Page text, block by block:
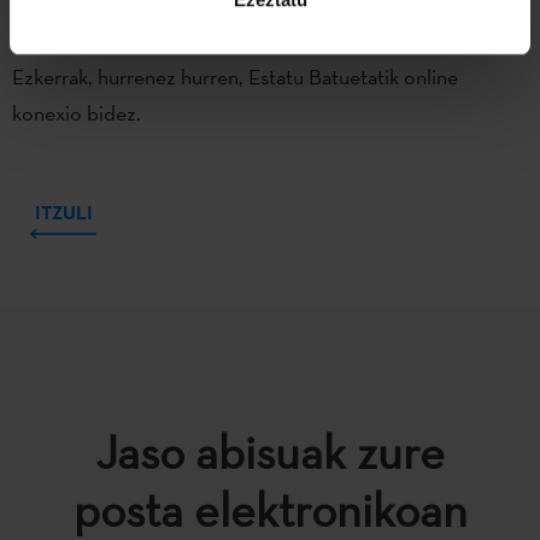
Ezkerrak, hurrenez hurren, Estatu Batuetatik online
konexio bidez.
ITZULI
Jaso abisuak zure
posta elektronikoan